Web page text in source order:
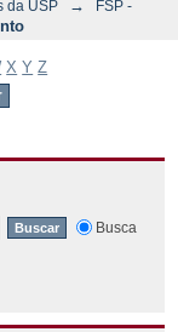
da USP →
FSP -
X Y Z
Busca